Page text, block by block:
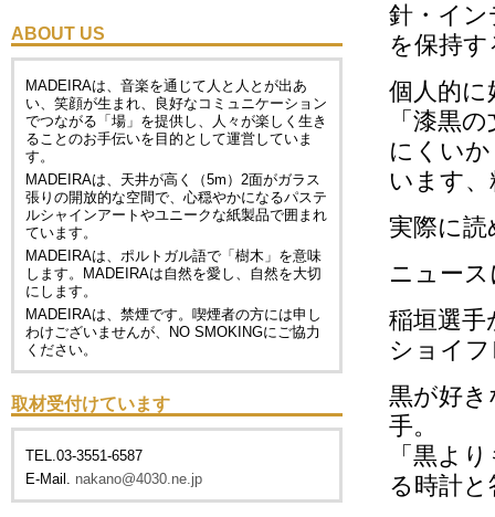
ABOUT US
MADEIRAは、音楽を通じて人と人とが出あ
い、笑顔が生まれ、良好なコミュニケーション
でつながる「場」を提供し、人々が楽しく生き
ることのお手伝いを目的として運営していま
す。
MADEIRAは、天井が高く（5m）2面がガラス
張りの開放的な空間で、心穏やかになるパステ
ルシャインアートやユニークな紙製品で囲まれ
ています。
MADEIRAは、ポルトガル語で「樹木」を意味
します。MADEIRAは自然を愛し、自然を大切
にします。
MADEIRAは、禁煙です。喫煙者の方には申し
わけございませんが、
NO SMOKINGにご協力
ください。
取材受付けています
TEL.03-3551-6587
E-Mail. nakano@4030.ne.jp
針・イ
を保持
個人的
「漆黒
にくい
います
実際に
ニュー
稲垣選手
ショイ
黒が好
手。
「黒よ
る時計